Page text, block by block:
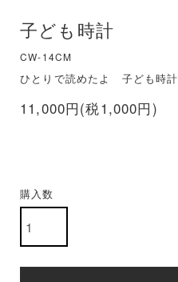
子ども時計
CW-14CM
ひとりで読めたよ 子ども時計
11,000円(税1,000円)
購入数